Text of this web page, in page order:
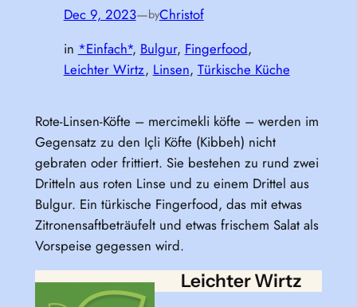
Dec 9, 2023—byChristof
in *Einfach*, Bulgur, Fingerfood
Leichter Wirtz, Linsen, Türkische Küche
Rote-Linsen-Köfte – mercimekli köfte – werden im
Gegensatz zu den Içli Köfte (Kibbeh) nicht
gebraten oder frittiert. Sie bestehen zu rund zwei
Dritteln aus roten Linse und zu einem Drittel aus
Bulgur. Ein türkische Fingerfood, das mit etwas
Zitronensaftbeträufelt und etwas frischem Salat als
Vorspeise gegessen wird.
Leichter Wirtz